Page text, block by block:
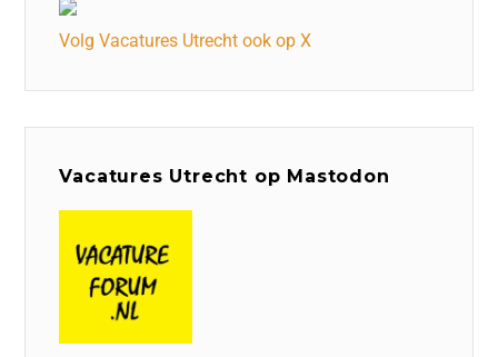
Volg Vacatures Utrecht ook op X
Vacatures Utrecht op Mastodon